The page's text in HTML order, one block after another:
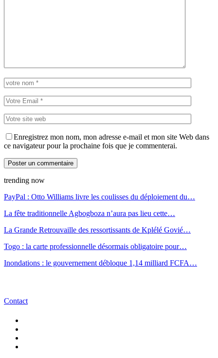
Enregistrez mon nom, mon adresse e-mail et mon site Web dans
ce navigateur pour la prochaine fois que je commenterai.
trending now
PayPal : Otto Williams livre les coulisses du déploiement du…
La fête traditionnelle Agbogboza n’aura pas lieu cette…
La Grande Retrouvaille des ressortissants de Kplélé Govié…
Togo : la carte professionnelle désormais obligatoire pour…
Inondations : le gouvernement débloque 1,14 milliard FCFA…
Contact